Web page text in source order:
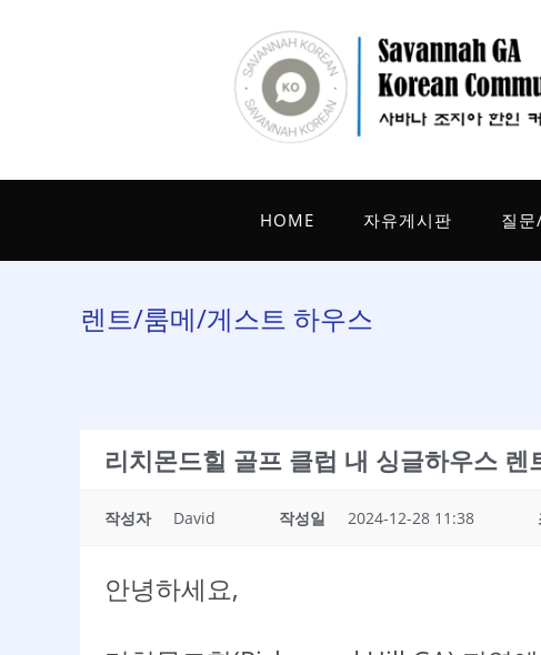
HOME 자유게시판 질
렌트/룸메/게스트 하우스
리치몬드힐 골프 클럽 내 싱글하우스
작성자 David 작성일 2024-12-28 11:38
안녕하세요,